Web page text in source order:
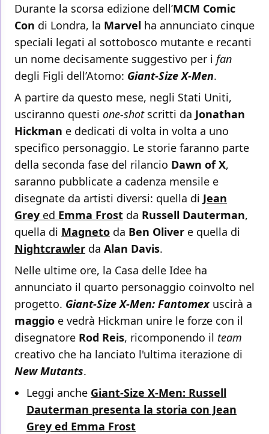
Durante la scorsa edizione dell’MCM Comic
Con di Londra, la Marvel ha annunciato cinque
speciali legati al sottobosco mutante e recanti
un nome decisamente suggestivo per i fan
degli Figli dell’Atomo: Giant-Size X-Men.
A partire da questo mese, negli Stati Uniti,
usciranno questi one-shotscritti da Jonathan
Hickman e dedicati di volta in volta a uno
specifico personaggio. Le storie faranno parte
della seconda fase del rilancio Dawn of X,
saranno pubblicate a cadenza mensile e
disegnate da artisti diversi: quella di Jean
Grey ed Emma Frost da Russell Dauterman,
quella di Magneto da Ben Oliver e quella di
Nightcrawler da Alan Davis.
Nelle ultime ore, la Casa delle Idee ha
annunciato il quarto personaggio coinvolto nel
progetto. Giant-Size X-Men: Fantomex uscirà a
maggio e vedrà Hickman unire le forze con il
disegnatore Rod Reis, ricomponendo il team
creativo che ha lanciato l'ultima iterazione di
New Mutants.
Leggi anche Giant-Size X-Men: Russell
Dauterman presenta la storia con Jean
Grey ed Emma Frost